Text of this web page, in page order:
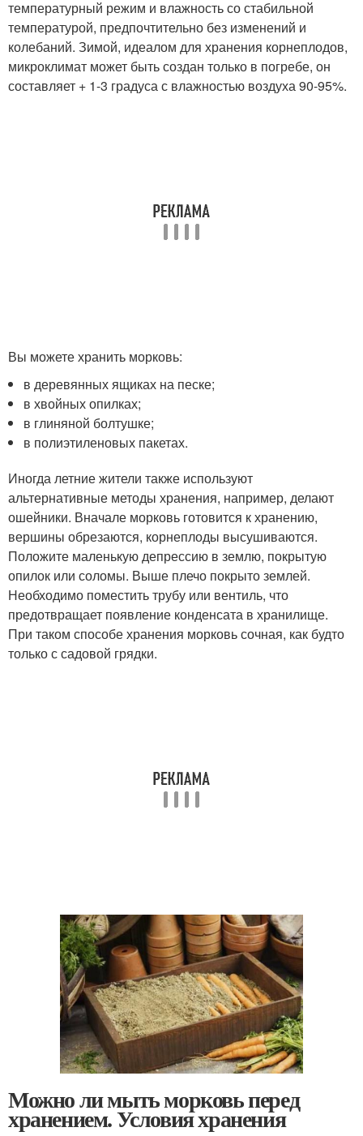
температурный режим и влажность со стабильной
температурой, предпочтительно без изменений и
колебаний. Зимой, идеалом для хранения корнеплодов,
микроклимат может быть создан только в погребе, он
составляет + 1-3 градуса с влажностью воздуха 90-95%.
Вы можете хранить морковь:
в деревянных ящиках на песке;
в хвойных опилках;
в глиняной болтушке;
в полиэтиленовых пакетах.
Иногда летние жители также используют
альтернативные методы хранения, например, делают
ошейники. Вначале морковь готовится к хранению,
вершины обрезаются, корнеплоды высушиваются.
Положите маленькую депрессию в землю, покрытую
опилок или соломы. Выше плечо покрыто землей.
Необходимо поместить трубу или вентиль, что
предотвращает появление конденсата в хранилище.
При таком способе хранения морковь сочная, как будто
только с садовой грядки.
Можно ли мыть морковь перед
хранением. Условия хранения